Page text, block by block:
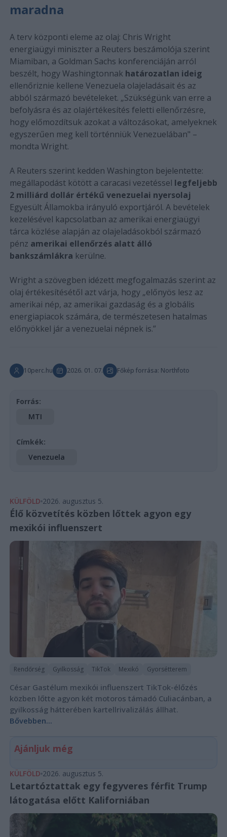
maradna
A terv központi eleme az olaj: Chris Wright
energiaügyi miniszter a Reuters beszámolója szerint
Miamiban, a Goldman Sachs konferenciáján arról
beszélt, hogy Washingtonnak határozatlan ideig
ellenőriznie kellene Venezuela olajeladásait és az
abból származó bevételeket. „Szükségünk van erre a
befolyásra és az olajértékesítés feletti ellenőrzésre,
hogy előmozdítsuk azokat a változásokat, amelyeknek
egyszerűen meg kell történniük Venezuelában" –
mondta Wright.
A Reuters szerint kedden Washington bejelentette:
megállapodást kötött a caracasi vezetéssel legfeljebb
2 milliárd dollár értékű venezuelai nyersolaj
Egyesült Államokba irányuló exportjáról. A bevételek
kezelésével kapcsolatban az amerikai energiaügyi
tárca közlése alapján az olajeladásokból származó
pénz amerikai ellenőrzés alatt álló
bankszámlákra kerülne.
Wright a szövegben idézett megfogalmazás szerint az
olaj értékesítésétől azt várja, hogy „előnyös lesz az
amerikai nép, az amerikai gazdaság és a globális
energiapiacok számára, de természetesen hatalmas
előnyökkel jár a venezuelai népnek is.”
10perc.hu 2026. 01. 07. Főkép forrása: Northfoto
Forrás:
MTI
Címkék:
Venezuela
KÜLFÖLD 2026. augusztus 5.
Élő közvetítés közben lőttek agyon egy
mexikói influenszert
Rendőrség Gyilkosság TikTok Mexikó Gyorsétterem
César Gastélum mexikói influenszert TikTok-élőzés
közben lőtte agyon két motoros támadó Culiacánban, a
gyilkosság hátterében kartellrivalizálás állhat.
Bővebben...
Ajánljuk még
KÜLFÖLD 2026. augusztus 5.
Letartóztattak egy fegyveres férfit Trump
látogatása előtt Kaliforniában